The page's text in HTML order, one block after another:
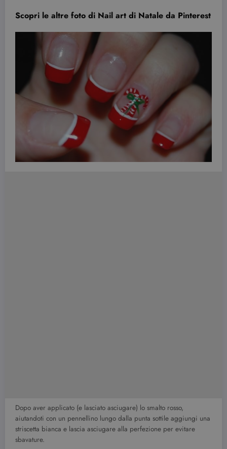
Scopri le altre foto di Nail art di Natale da Pinterest
Dopo aver applicato (e lasciato asciugare) lo smalto rosso,
aiutandoti con un pennellino lungo dalla punta sottile aggiungi una
striscetta bianca e lascia asciugare alla perfezione per evitare
sbavature.